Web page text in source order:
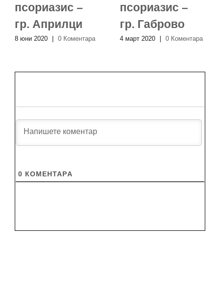
псориазис –
гр. Априлци
8 юни 2020 | 0 Коментара
псориазис –
гр. Габрово
4 март 2020 0 Коментара
0 КОМЕНТАРA